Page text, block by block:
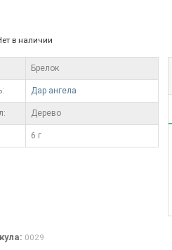
в наличии
Брелок
Дар ангела
Дерево
6 г
0029